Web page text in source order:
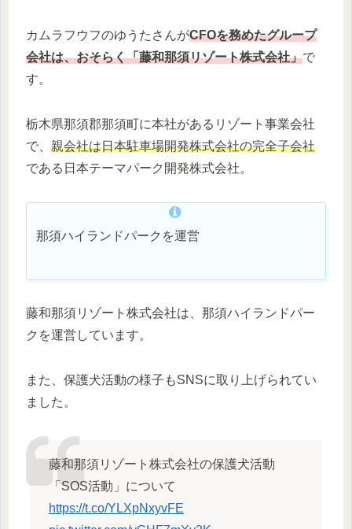
カムラフウフのゆうたさんがCFOを務めたグループ
会社は、おそらく「藤和那須リゾート株式会社」で
す。
栃木県那須郡那須町に本社があるリゾート事業会社
で、 親会社は日本駐車場開発株式会社の完全子会社
である日本テーマパーク開発株式会社。
那須ハイランドパークを運営
藤和那須リゾート株式会社は、那須ハイランドパー
クを運営しています。
また、保護犬活動の様子もSNSに取り上げられてい
ました。
藤和那須リゾート株式会社の保護犬活動
「SOS活動」について
https://t.co/YLXpNxyvFE